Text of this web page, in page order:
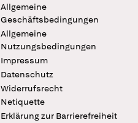
Allgemeine
Geschäftsbedingungen
Allgemeine
Nutzungsbedingungen
Impressum
Datenschutz
Widerrufsrecht
Netiquette
Erklärung zur Barrierefreiheit